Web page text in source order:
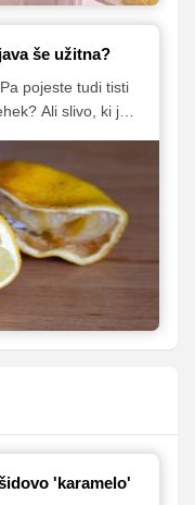
še užitna?
pojeste tudi tisti
Ali slivo, ki je
'karamelo'